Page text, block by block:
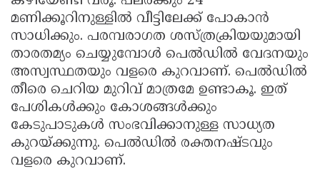
മണിക്കൂറിനുള്ളിൽ വീട്ടിലേക്ക് പോകാൻ
സാധിക്കും. പരമ്പരാഗത ശസ്ത്രക്രിയയുമായി
താരതമ്യം ചെയ്യുമ്പോൾ പെൽഡിൽ വേദനയും
അസ്വസ്ഥതയും വളരെ കുറവാണ്. പെൽഡിൽ
തീരെ ചെറിയ മുറിവ് മാത്രമേ ഉണ്ടാകൂ. ഇത്
പേശികൾക്കും കോശങ്ങൾക്കും
കേടുപാടുകൾ സംഭവിക്കാനുള്ള സാധ്യത
കുറയ്ക്കുന്നു. പെൽഡിൽ രക്തനഷ്ടവും
വളരെ കുറവാണ്.